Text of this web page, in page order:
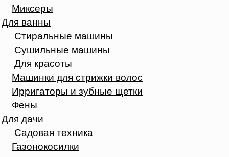
Миксеры
Для ванны
Стиральные машины
Сушильные машины
Для красоты
Машинки для стрижки волос
Ирригаторы и зубные щетки
Фены
Для дачи
Садовая техника
Газонокосилки